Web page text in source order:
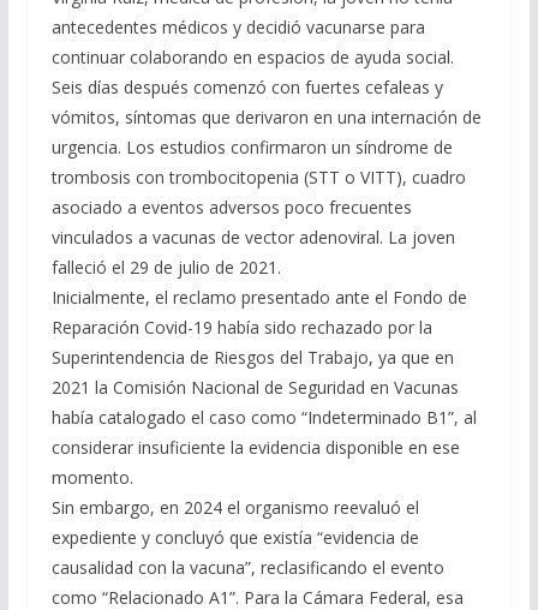
antecedentes médicos y decidió vacunarse para
continuar colaborando en espacios de ayuda social.
Seis días después comenzó con fuertes cefaleas y
vómitos, síntomas que derivaron en una internación de
urgencia. Los estudios confirmaron un síndrome de
trombosis con trombocitopenia (STT o VITT), cuadro
asociado a eventos adversos poco frecuentes
vinculados a vacunas de vector adenoviral. La joven
falleció el 29 de julio de 2021.
Inicialmente, el reclamo presentado ante el Fondo de
Reparación Covid-19 había sido rechazado por la
Superintendencia de Riesgos del Trabajo, ya que en
2021 la Comisión Nacional de Seguridad en Vacunas
había catalogado el caso como “Indeterminado B1”, al
considerar insuficiente la evidencia disponible en ese
momento.
Sin embargo, en 2024 el organismo reevaluó el
expediente y concluyó que existía “evidencia de
causalidad con la vacuna”, reclasificando el evento
como “Relacionado A1”. Para la Cámara Federal, esa